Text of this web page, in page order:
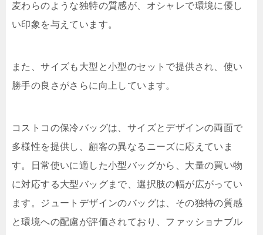
麦わらのような独特の質感が、オシャレで環境に優し
い印象を与えています。
また、サイズも大型と小型のセットで提供され、使い
勝手の良さがさらに向上しています。
コストコの保冷バッグは、サイズとデザインの両面で
多様性を提供し、顧客の異なるニーズに応えていま
す。日常使いに適した小型バッグから、大量の買い物
に対応する大型バッグまで、選択肢の幅が広がってい
ます。ジュートデザインのバッグは、その独特の質感
と環境への配慮が評価されており、ファッショナブル